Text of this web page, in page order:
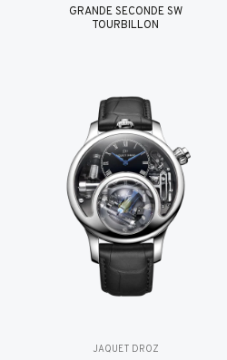
GRANDE SECONDE SW
TOURBILLON
JAQUET DROZ